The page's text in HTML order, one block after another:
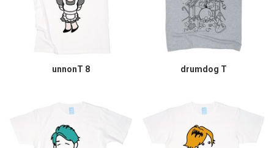
unnonT 8 drumdog T